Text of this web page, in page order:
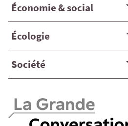
Économie & social
Écologie
Société